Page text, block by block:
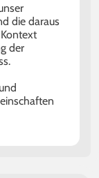
die daraus
der